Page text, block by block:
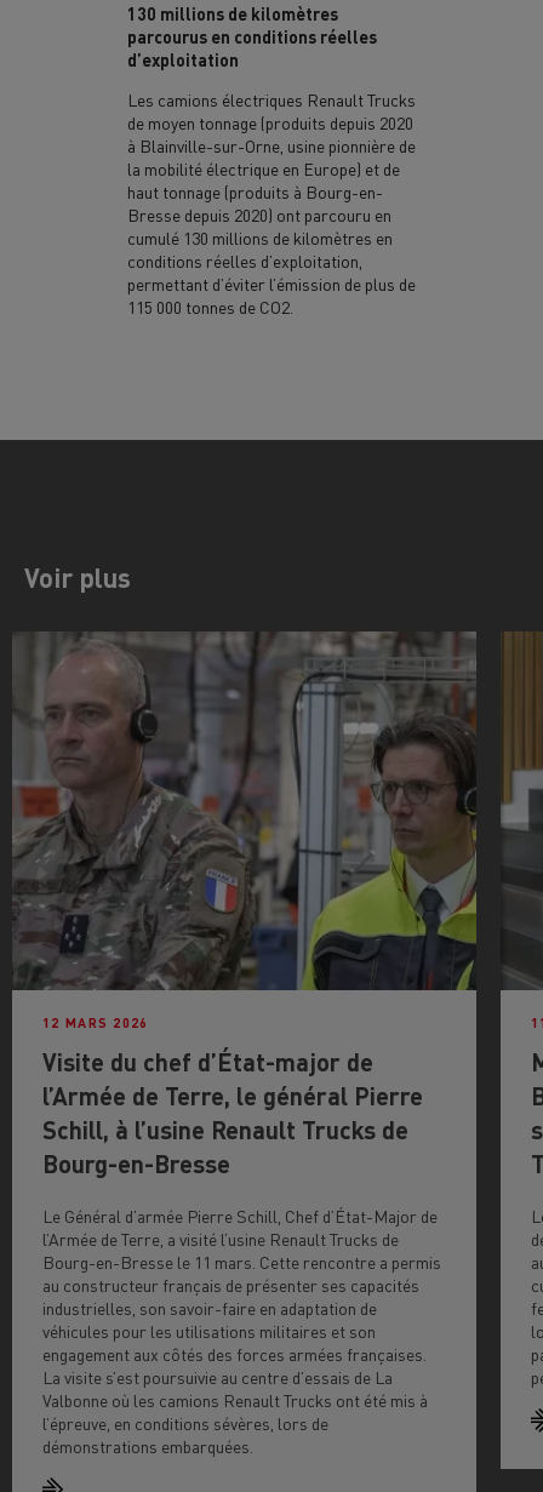
130 millions de kilomètres
parcourus en conditions réelles
d’exploitation
Les camions électriques Renault Trucks
de moyen tonnage (produits depuis 2020
à Blainville-sur-Orne, usine pionnière de
la mobilité électrique en Europe) et de
haut tonnage (produits à Bourg-en-
Bresse depuis 2020) ont parcouru en
cumulé 130 millions de kilomètres en
conditions réelles d’exploitation,
permettant d’éviter l’émission de plus de
115 000 tonnes de CO2.
Voir plus
12 MARS 2026
Visite du chef d’État-major de
l’Armée de Terre, le général Pierre
Schill, à l’usine Renault Trucks de
Bourg-en-Bresse
Le Général d’armée Pierre Schill, Chef d’État-Major de
l’Armée de Terre, a visité l’usine Renault Trucks de
Bourg-en-Bresse le 11 mars. Cette rencontre a permis
au constructeur français de présenter ses capacités
industrielles, son savoir-faire en adaptation de
véhicules pour les utilisations militaires et son
engagement aux côtés des forces armées françaises.
La visite s’est poursuivie au centre d’essais de La
Valbonne où les camions Renault Trucks ont été mis à
l’épreuve, en conditions sévères, lors de
démonstrations embarquées.